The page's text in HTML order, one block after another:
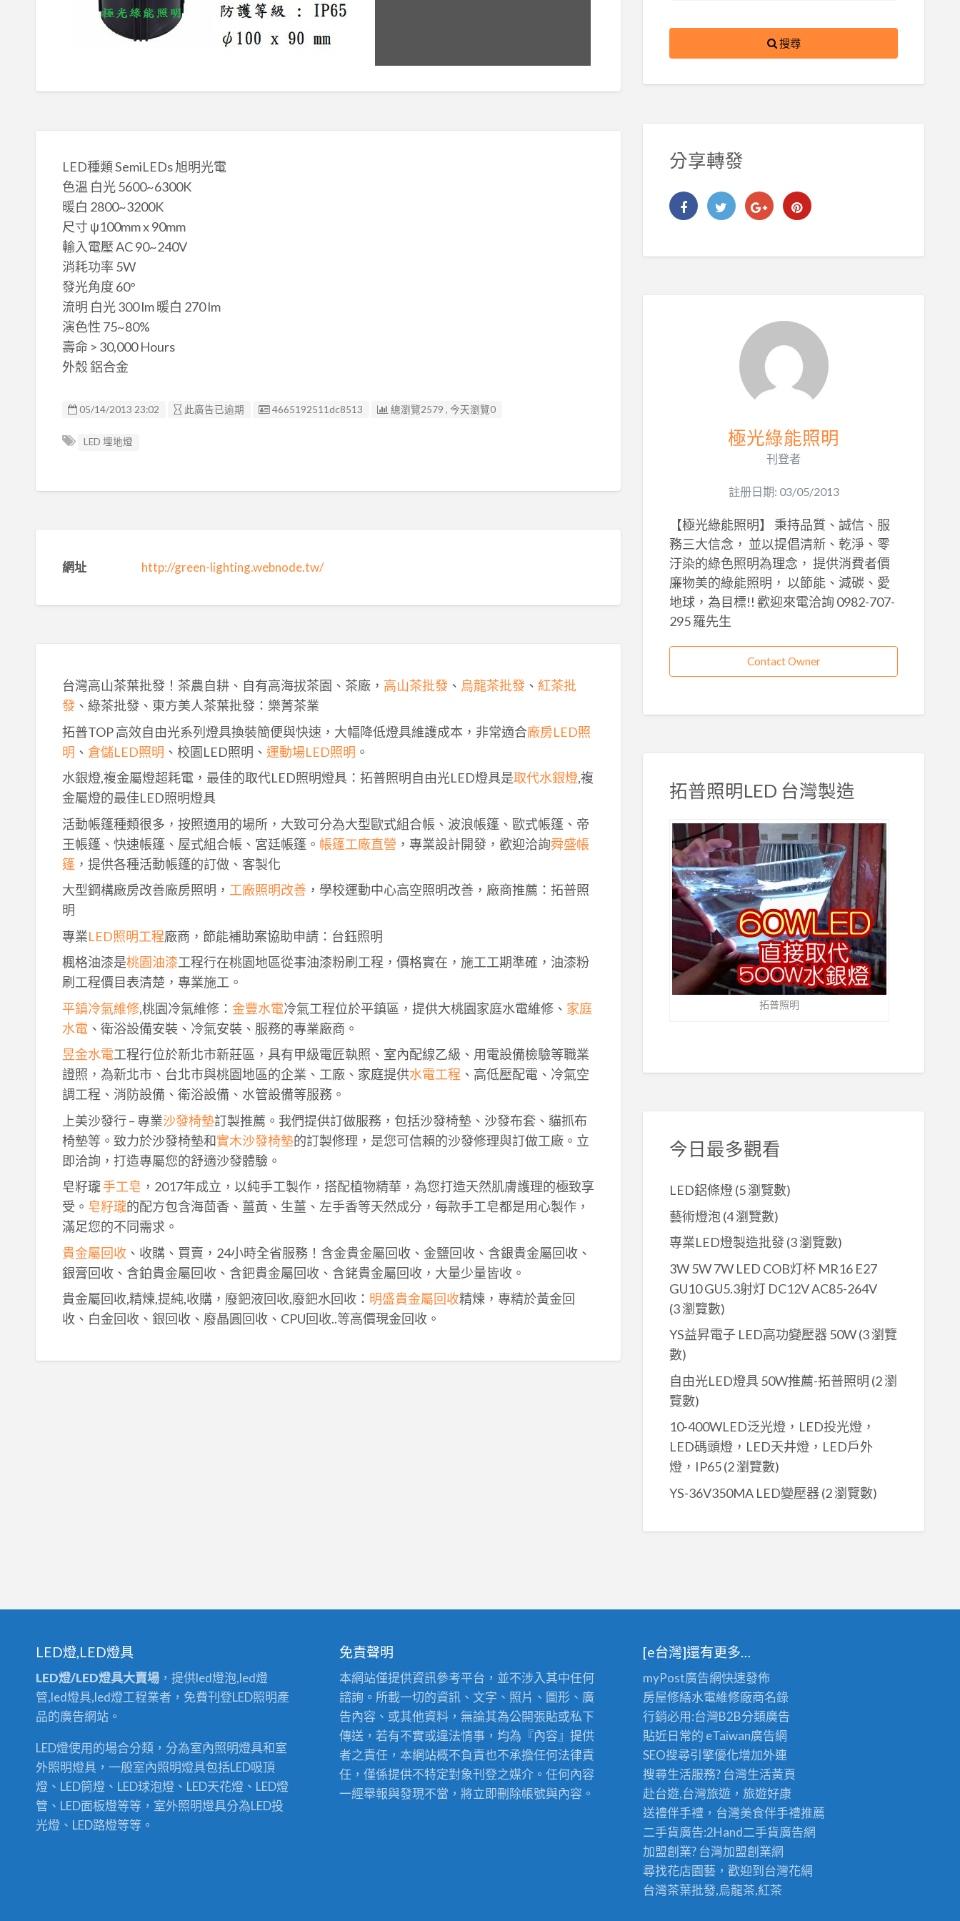
LED種類 SemiLEDs 旭明光電
色溫 白光 5600~6300K
暖白 2800~3200K
尺寸 ψ100mm x 90mm
輸入電壓 AC 90~240V
消耗功率 5W
發光角度 60°
流明 白光 300 lm 暖白 270 lm
演色性 75~80%
壽命 > 30,000 Hours
外殼 鋁合金
05/14/2013 23:02 此廣告已逾期 廣告编號
4665192511dc8513 總瀏覽2579 , 今天瀏覽0
LED 埋地燈
網址 http://green-lighting.webnode.tw/
台灣高山茶葉批發！茶農自耕、自有高海拔茶園、茶廠， 高山茶批發、 烏龍茶批發、 紅茶批
發、綠茶批發、東方美人茶葉批發：樂菁茶業
拓普TOP 高效自由光系列燈具換裝簡便與快速，大幅降低燈具維護成本，非常適合廠房LED照
明 、 倉儲LED照明 、校園LED照明、 運動場LED照明 。
水銀燈,複金屬燈超耗電，最佳的取代LED照明燈具：拓普照明自由光LED燈具是取代水銀燈,複
金屬燈的最佳LED照明燈具
活動帳篷種類很多，按照適用的場所，大致可分為大型歐式組合帳、波浪帳篷、歐式帳篷、帝
王帳篷、快速帳篷、屋式組合帳、宮廷帳篷。 帳篷工廠直營 ，專業設計開發，歡迎洽詢舜盛帳
篷，提供各種活動帳篷的訂做、客製化
大型鋼構廠房改善廠房照明， 工廠照明改善，學校運動中心高空照明改善，廠商推薦：拓普照
明
專業LED照明工程廠商，節能補助案協助申請：台鈺照明
楓格油漆是桃園油漆工程行在桃園地區從事油漆粉刷工程，價格實在，施工工期準確，油漆粉
刷工程價目表清楚，專業施工。
平鎮冷氣維修,桃園冷氣維修： 金豐水電冷氣工程位於平鎮區，提供大桃園家庭水電維修、 家庭
水電、衛浴設備安裝、冷氣安裝、服務的專業廠商。
昱金水電工程行位於新北市新莊區，具有甲級電匠執照、室內配線乙級、用電設備檢驗等職業
證照，為新北市、台北市與桃園地區的企業、工廠、家庭提供水電工程 、高低壓配電、冷氣空
調工程、消防設備、衛浴設備、水管設備等服務。
上美沙發行 – 專業沙發椅墊訂製推薦。我們提供訂做服務，包括沙發椅墊、沙發布套、貓抓布
椅墊等。致力於沙發椅墊和實木沙發椅墊的訂製修理，是您可信賴的沙發修理與訂做工廠。立
即洽詢，打造專屬您的舒適沙發體驗。
皂籽瓏手工皂 ，2017年成立，以純手工製作，搭配植物精華，為您打造天然肌膚護理的極致享
受。 皂籽瓏的配方包含海茴香、薑黃、生薑、左手香等天然成分，每款手工皂都是用心製作，
滿足您的不同需求。
貴金屬回收、收購、買賣，24小時全省服務！含金貴金屬回收、金鹽回收、含銀貴金屬回收、
銀膏回收、含鉑貴金屬回收、含鈀貴金屬回收、含銠貴金屬回收，大量少量皆收。
貴金屬回收,精煉,提純,收購，廢鈀液回收,廢鈀水回收： 明盛貴金屬回收精煉，專精於黃金回
收、白金回收、銀回收、廢晶圓回收、CPU回收..等高價現金回收。
搜尋
分享轉發
極光綠能照明
刊登者
註册日期: 03/05/2013
【極光綠能照明】 秉持品質、誠信、服
務三大信念， 並以提倡清新、乾淨、零
汙染的綠色照明為理念， 提供消費者價
廉物美的綠能照明， 以節能、減碳、愛
地球，為目標!! 歡迎來電洽詢 0982-707-
295 羅先生
Contact Owner
拓普照明LED 台灣製造
拓普照明
今日最多觀看
LED鋁條燈(5 瀏覽數)
藝術燈泡(4 瀏覽數)
専業LED燈製造批發(3 瀏覽數)
3W 5W 7W LED COB灯杯 MR16 E27
GU10 GU5.3射灯 DC12V AC85-264V
(3 瀏覽數)
YS益昇電子 LED高功變壓器 50W(3 瀏覽
數)
自由光LED燈具 50W推薦-拓普照明 (2 瀏
覽數)
10-400WLED泛光燈，LED投光燈，
LED碼頭燈，LED天井燈，LED戶外
燈，IP65(2 瀏覽數)
YS-36V350MA LED變壓器 (2 瀏覽數)
LED燈,LED燈具
LED燈/LED燈具大賣場 ，提供led燈泡,led燈
管,led燈具,led燈工程業者，免費刊登LED照明產
品的廣告網站。
LED燈使用的場合分類，分為室內照明燈具和室
外照明燈具，一般室內照明燈具包括LED吸頂
燈、LED筒燈、LED球泡燈、LED天花燈、LED燈
管、LED面板燈等等，室外照明燈具分為LED投
光燈、LED路燈等等。
免責聲明
本網站僅提供資訊參考平台，並不涉入其中任何
諮詢。所載一切的資訊、文字、照片、圖形、廣
告內容、或其他資料，無論其為公開張貼或私下
傳送，若有不實或違法情事，均為『內容』提供
者之責任，本網站概不負責也不承擔任何法律責
任，僅係提供不特定對象刊登之媒介。任何內容
一經舉報與發現不當，將立即刪除帳號與內容。
[e台灣]還有更多…
myPost廣告網快速發佈
房屋修繕水電維修廠商名錄
行銷必用:台灣B2B分類廣告
貼近日常的 eTaiwan廣告網
SEO搜尋引擎優化增加外連
搜尋生活服務? 台灣生活黃頁
赴台遊,台灣旅遊 ，旅遊好康
送禮伴手禮，台灣美食伴手禮推薦
二手貨廣告:2Hand二手貨廣告網
加盟創業? 台灣加盟創業網
尋找花店園藝，歡迎到台灣花網
台灣茶葉批發,烏龍茶,紅茶